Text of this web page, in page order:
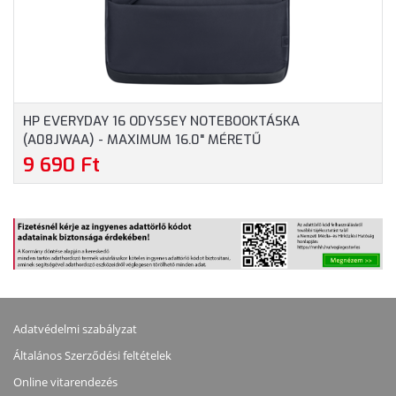
HP EVERYDAY 16 ODYSSEY NOTEBOOKTÁSKA
(A08JWAA) - MAXIMUM 16.0" MÉRETŰ
NOTEBOOKOKHOZ - SZÜRKE SZÍNBEN
9 690 Ft
Adatvédelmi szabályzat
Általános Szerződési feltételek
Online vitarendezés